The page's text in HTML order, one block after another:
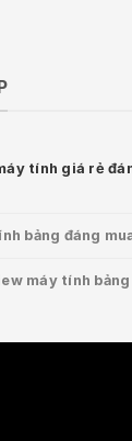
tính giá rẻ
bảng đáng
máy tính